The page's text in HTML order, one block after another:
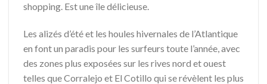
shopping. Est une île délicieuse.
Les alizés d’été et les houles hivernales de l’Atlantique
en font un paradis pour les surfeurs toute l’année, avec
des zones plus exposées sur les rives nord et ouest
telles que Corralejo et El Cotillo qui se révèlent les plus